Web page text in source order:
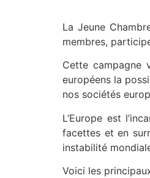
La Jeune
membres,
Cette campagne
européens la
nos sociétés
L’Europe est
facettes et en
instabilité
Voici les